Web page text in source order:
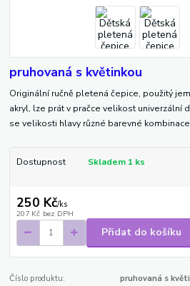
pruhovaná s květinkou
Originální ručně pletená čepice, použitý
akryl, lze prát v pračce velikost univerzální
se velikosti hlavy různé barevné kombinace
Dostupnost Skladem 1 ks
250 Kč/ks
207 Kč bez DPH
Přidat do košíku
Číslo produktu: pruhovaná s